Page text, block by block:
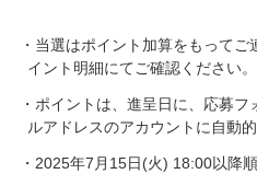
・当選はポイント加算をもって
イント明細にてご確認ください。
・ポイントは、進呈日に、応募
ルアドレスのアカウントに自動
・2025年7月15日(火) 18:00以降